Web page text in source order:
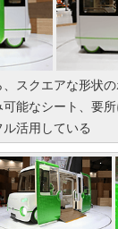
スクエアな形状
能なシート、要
活用している